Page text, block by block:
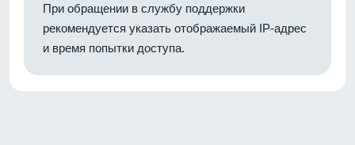
При обращении в службу поддержки
рекомендуется указать отображаемый IP-адрес
и время попытки доступа.